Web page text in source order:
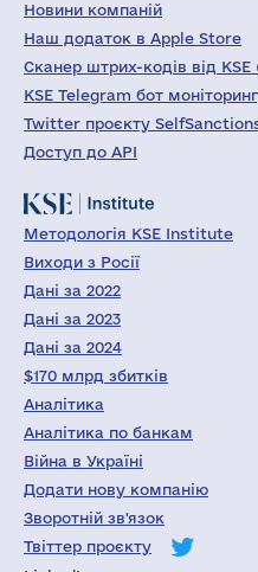
Новини компаній
Наш додаток в Apple Store
Сканер штрих-кодів від KSE
KSE Telegram бот
Twitter проєкту
Доступ до API
Методологія KSE Institute
Виходи з Росії
Дані за 2022
Дані за 2023
Дані за 2024
$170 млрд збитків
Аналітика
Аналітика по банкам
Війна в Україні
Додати нову компанію
Зворотній зв'язок
Твіттер проєкту